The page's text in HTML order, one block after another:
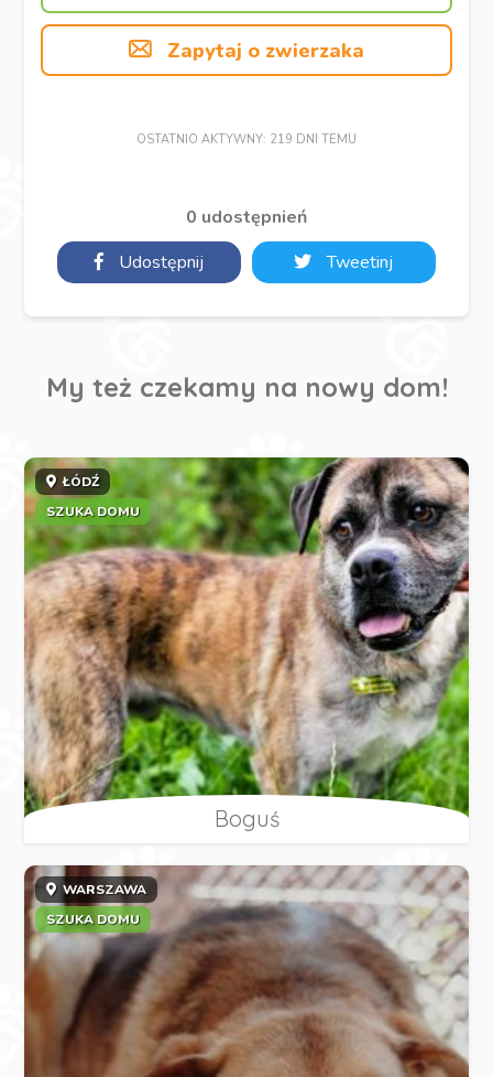
Zapytaj o zwierzaka
OSTATNIO AKTYWNY: 219 DNI TEMU
0 udostępnień
Udostępnij
Tweetinj
My też czekamy na nowy dom!
ŁÓDŹ
SZUKA DOMU
Boguś
WARSZAWA
SZUKA DOMU